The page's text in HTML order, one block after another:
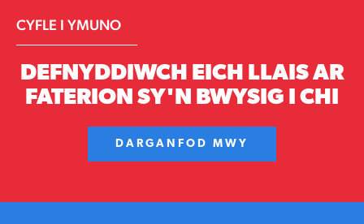
CYFLE I YMUNO
DEFNYDDIWCH EICH LLAIS AR
FATERION SY'N BWYSIG I CHI
DARGANFOD MWY